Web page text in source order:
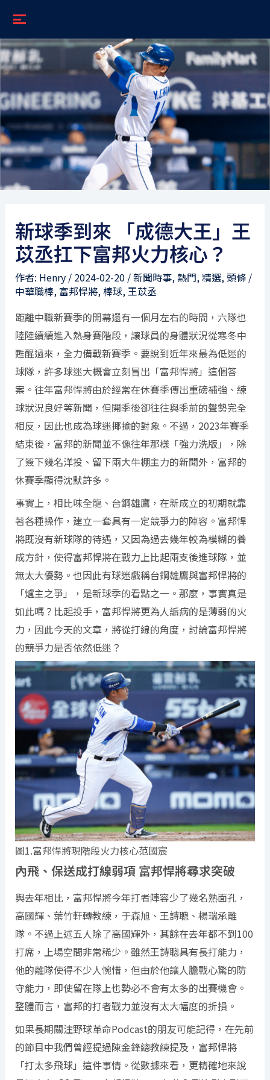
主
要
內
新球季到來 「成德大王」王
苡丞扛下富邦火力核心？
作者: Henry / 2024-02-20 /新聞時事,熱門,精選,頭條/
中華職棒, 富邦悍將,棒球,王苡丞
距離中職新賽季的開幕還有一個月左右的時間，六隊也
陸陸續續進入熱身賽階段，讓球員的身體狀況從寒冬中
甦醒過來，全力備戰新賽季。要說到近年來最為低迷的
球隊，許多球迷大概會立刻冒出「富邦悍將」這個答
案。往年富邦悍將由於經常在休賽季傳出重磅補強、練
球狀況良好等新聞，但開季後卻往往與季前的聲勢完全
相反，因此也成為球迷揶揄的對象。不過，2023年賽季
結束後，富邦的新聞並不像往年那樣「強力洗版」，除
了簽下幾名洋投、留下兩大牛棚主力的新聞外，富邦的
休賽季顯得沈默許多。
事實上，相比味全龍、台鋼雄鷹，在新成立的初期就靠
著各種操作，建立一套具有一定競爭力的陣容。富邦悍
將既沒有新球隊的待遇，又因為過去幾年較為模糊的養
成方針，使得富邦悍將在戰力上比起兩支後進球隊，並
無太大優勢。也因此有球迷戲稱台鋼雄鷹與富邦悍將的
「爐主之爭」，是新球季的看點之一。那麼，事實真是
如此嗎？比起投手，富邦悍將更為人詬病的是薄弱的火
力，因此今天的文章，將從打線的角度，討論富邦悍將
的競爭力是否依然低迷？
圖1.富邦悍將現階段火力核心范國宸
內飛、保送成打線弱項 富邦悍將尋求突破
與去年相比，富邦悍將今年打者陣容少了幾名熟面孔，
高國輝、葉竹軒轉教練，于森旭、王詩聰、楊瑞承離
隊。不過上述五人除了高國輝外，其餘在去年都不到100
打席，上場空間非常稀少。雖然王詩聰具有長打能力，
他的離隊使得不少人惋惜，但由於他讓人膽戰心驚的防
守能力，即使留在隊上也勢必不會有太多的出賽機會。
整體而言，富邦的打者戰力並沒有太大幅度的折損。
如果長期關注野球革命Podcast的朋友可能記得，在先前
的節目中我們曾經提過陳金鋒總教練提及，富邦悍將
「打太多飛球」這件事情。從數據來看，更精確地來說